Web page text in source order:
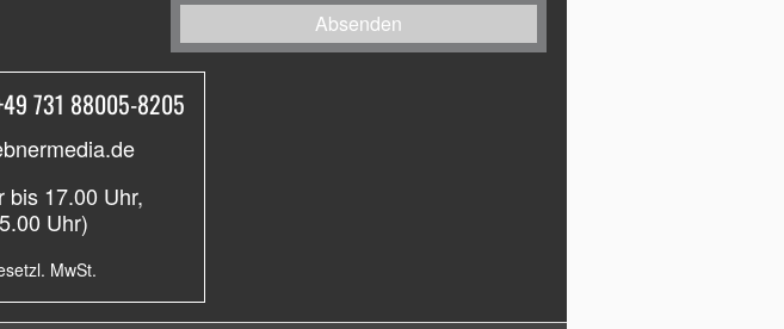
Absenden
731 88005-8205
bis 17.00 Uhr,
Uhr)
MwSt.